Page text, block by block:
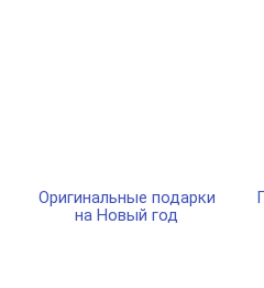
Оригинальные подарки
на Новый год